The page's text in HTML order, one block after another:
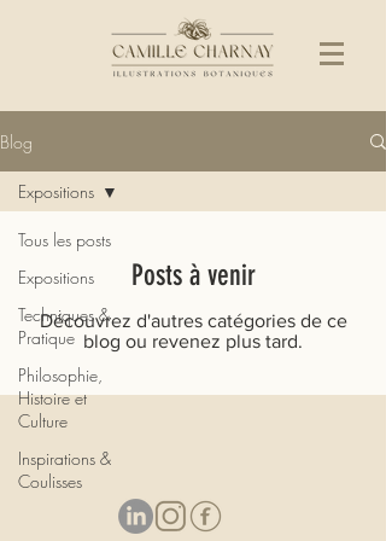
Blog
Tous les posts
Expositions
Techniques &
Pratique
Philosophie,
Histoire et
Culture
Inspirations &
Coulisses
Expositions
Posts à venir
Découvrez d'autres catégories de ce
blog ou revenez plus tard.